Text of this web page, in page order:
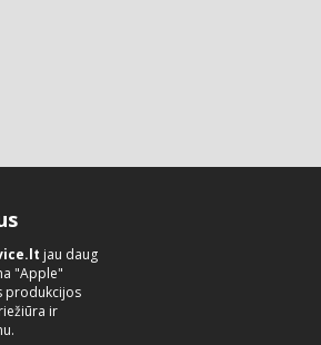
jau daug
"Apple"
produkcijos
ir